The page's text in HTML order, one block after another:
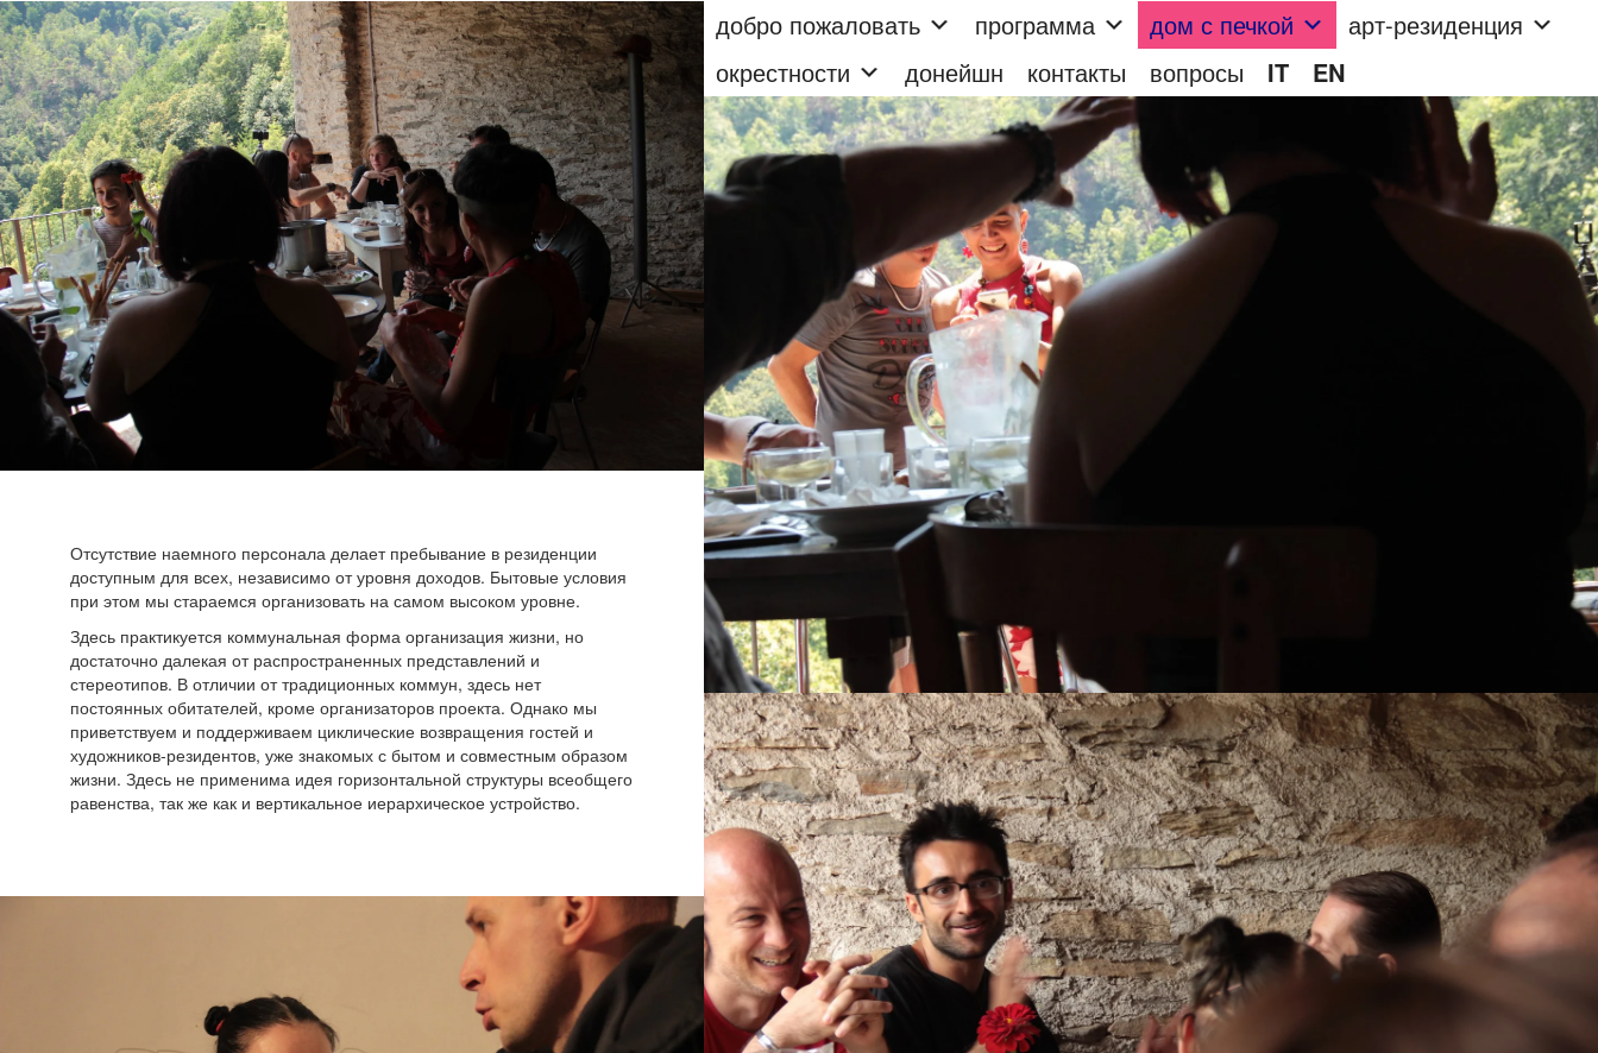
Отсутствие наемного персонала делает пребывание в резиденции
доступным для всех, независимо от уровня доходов. Бытовые условия
при этом мы стараемся организовать на самом высоком уровне.
Здесь практикуется коммунальная форма организация жизни, но
достаточно далекая от распространенных представлений и
стереотипов. В отличии от традиционных коммун, здесь нет
постоянных обитателей, кроме организаторов проекта. Однако мы
приветствуем и поддерживаем циклические возвращения гостей и
художников-резидентов, уже знакомых с бытом и совместным образом
жизни. Здесь не применима идея горизонтальной структуры всеобщего
равенства, так же как и вертикальное иерархическое устройство.
добро пожаловать программа дом с печкой
арт-резиденция
окрестности
донейшн контакты вопросы IT EN